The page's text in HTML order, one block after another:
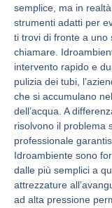
semplice, ma in
strumenti adatti per
ti trovi di fronte a uno
chiamare.
intervento rapido e
pulizia dei tubi,
che si accumulano
dell’acqua. A
risolvono il problema
professionale
Idroambiente sono
dalle più semplici a
attrezzature
ad alta pressione